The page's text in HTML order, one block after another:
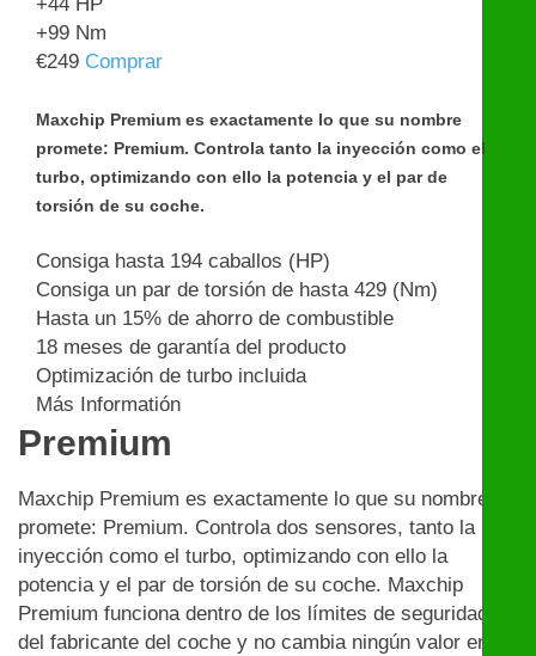
+44 HP
+99 Nm
€249 Comprar
Maxchip Premium es exactamente lo que su nombre
promete: Premium. Controla tanto la inyección como el
turbo, optimizando con ello la potencia y el par de
torsión de su coche.
Consiga hasta 194 caballos (HP)
Consiga un par de torsión de hasta 429 (Nm)
Hasta un 15% de ahorro de combustible
18 meses de garantía del producto
Optimización de turbo incluida
Más Informatión
Premium
Maxchip Premium es exactamente lo que su nombre
promete: Premium. Controla dos sensores, tanto la
inyección como el turbo, optimizando con ello la
potencia y el par de torsión de su coche. Maxchip
Premium funciona dentro de los límites de seguridad
del fabricante del coche y no cambia ningún valor en el